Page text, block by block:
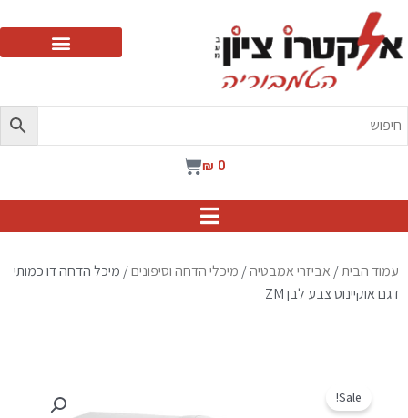
₪ 0
עגלת
עמוד הבית/ אביזרי אמבטיה/ מיכלי הדחה וסיפונים/ מיכל הדחה דו כמותי
דגם אוקיינוס צבע לבן ZM
Sale!